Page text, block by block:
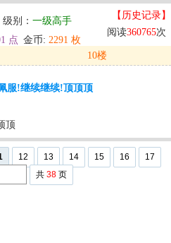
级别： 一级高手
点 金币: 2291 枚
【历史记录】
阅读360765次
10楼
服!继续继续!顶顶顶
顶
12 13 14 15 16
17
共 38 页